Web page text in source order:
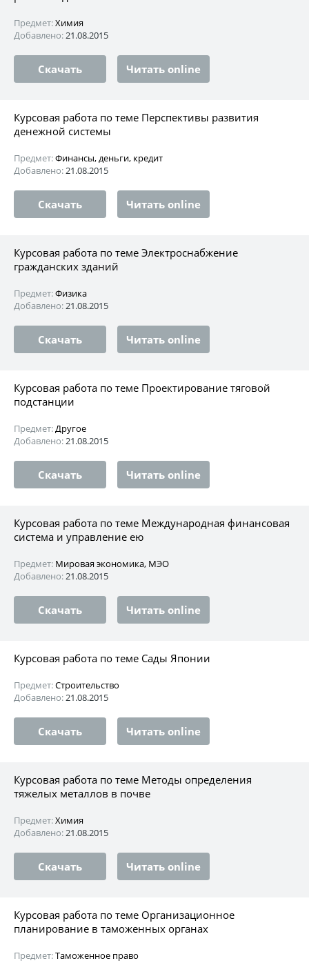
Предмет:Химия
Добавлено:21.08.2015
Скачать Читать online
Курсовая работа по теме Перспективы развития
денежной системы
Предмет:Финансы, деньги, кредит
Добавлено:21.08.2015
Скачать Читать online
Курсовая работа по теме Электроснабжение
гражданских зданий
Предмет:Физика
Добавлено:21.08.2015
Скачать Читать online
Курсовая работа по теме Проектирование тяговой
подстанции
Предмет:Другое
Добавлено:21.08.2015
Скачать Читать online
Курсовая работа по теме Международная финансовая
система и управление ею
Предмет: Мировая экономика, МЭО
Добавлено:21.08.2015
Скачать Читать online
Курсовая работа по теме Сады Японии
Предмет:Строительство
Добавлено:21.08.2015
Скачать Читать online
Курсовая работа по теме Методы определения
тяжелых металлов в почве
Предмет:Химия
Добавлено:21.08.2015
Скачать Читать online
Курсовая работа по теме Организационное
планирование в таможенных органах
Предмет:Таможенное право